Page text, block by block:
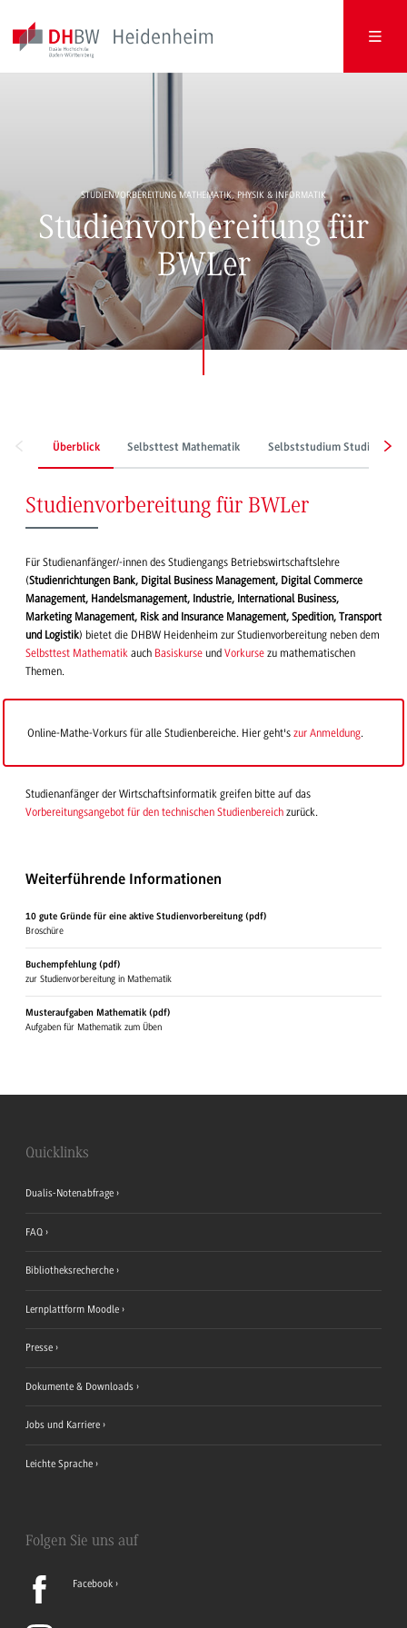
STUDIENVORBEREITUNG MATHEMATIK, PHYSIK & INFORMATIK
Studienvorbereitung für
BWLer
Überblick Selbsttest Mathematik Selbststudium
Studienvorbereitung für BWLer
Für Studienanfänger/-innen des Studiengangs Betriebswirtschaftslehre
(Studienrichtungen Bank, Digital Business Management, Digital Commerce
Management, Handelsmanagement, Industrie, International Business,
Marketing Management, Risk and Insurance Management, Spedition, Transport
und Logistik) bietet die DHBW Heidenheim zur Studienvorbereitung neben dem
Selbsttest Mathematik auch Basiskurse und Vorkurse zu mathematischen
Themen.
Online-Mathe-Vorkurs für alle Studienbereiche. Hier geht's zur Anmeldung.
Studienanfänger der Wirtschaftsinformatik greifen bitte auf das
Vorbereitungsangebot für den technischen Studienbereich zurück.
Weiterführende Informationen
10 gute Gründe für eine aktive Studienvorbereitung (pdf)
Broschüre
Buchempfehlung (pdf)
zur Studienvorbereitung in Mathematik
Musteraufgaben Mathematik (pdf)
Aufgaben für Mathematik zum Üben
Quicklinks
Dualis-Notenabfrage
FAQ
Bibliotheksrecherche
Lernplattform Moodle
Presse
Dokumente & Downloads
Jobs und Karriere
Leichte Sprache
Folgen Sie uns auf
Facebook